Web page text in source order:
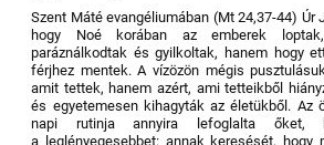
Szent Máté evangéliumában (Mt 24,37-44) Úr
hogy Noé korában az emberek
paráználkodtak és gyilkoltak, hanem hogy
férjhez mentek. A vízözön mégis
amit tettek, hanem azért, ami tetteikből
és egyetemesen kihagyták az életükből. Az
napi rutinja annyira lefoglalta őket,
a leglényegesebbet: annak keresését,